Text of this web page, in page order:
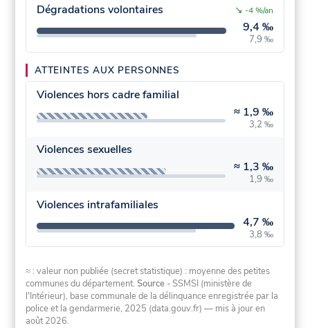
Dégradations volontaires
9,4 ‰
7,9 ‰
↘ -4 %/an
ATTEINTES AUX PERSONNES
Violences hors cadre familial
≈ 1,9 ‰
3,2 ‰
Violences sexuelles
≈ 1,3 ‰
1,9 ‰
Violences intrafamiliales
4,7 ‰
3,8 ‰
≈ : valeur non publiée (secret statistique) : moyenne des petites
communes du département.Source - SSMSI (ministère de
l'Intérieur), base communale de la délinquance enregistrée par la
police et la gendarmerie, 2025 (data.gouv.fr) — mis à jour en
août 2026.